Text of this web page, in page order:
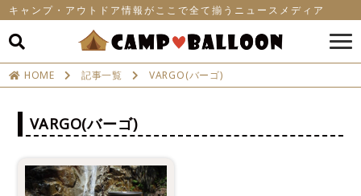
キャンプ・アウトドア情報がここで全て揃うニュースメディア
HOME 記事一覧 VARGO(バーゴ)
VARGO(バーゴ)